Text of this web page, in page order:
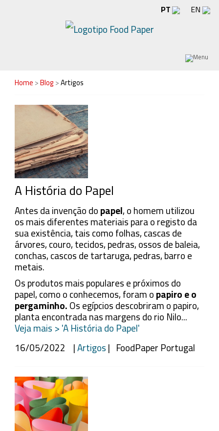
PT EN
Home>Blog>Artigos
A História do Papel
Antes da invenção dopapel, o homem utilizou
os mais diferentes materiais para o registo da
sua existência, tais como folhas, cascas de
árvores, couro, tecidos, pedras, ossos de baleia,
conchas, cascos de tartaruga, pedras, barro e
metais.
Os produtos mais populares e próximos do
papel, como o conhecemos, foram opapiro e o
pergaminho.Os egípcios descobriram o papiro,
planta encontrada nas margens do rio Nilo...
Veja mais > 'A História do Papel'
16/05/2022 |Artigos| FoodPaper Portugal